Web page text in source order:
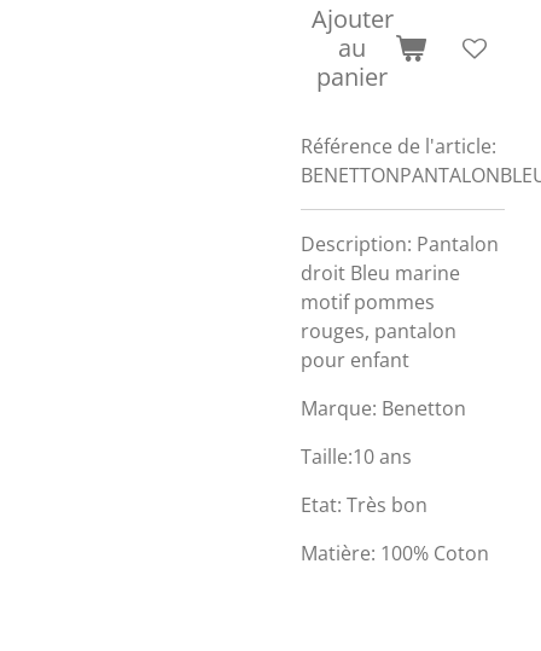
Ajouter
au
panier
Référence de l'article:
Description: Pantalon
droit Bleu marine
motif pommes
rouges, pantalon
pour enfant
Marque: Benetton
Taille:10 ans
Etat: Très bon
Matière: 100% Coton